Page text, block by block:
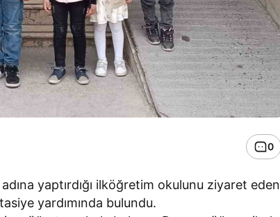
0
yaptırdığı ilköğretim okulunu ziyaret eden
yardımında bulundu.